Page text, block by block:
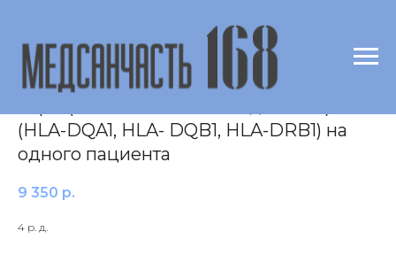
HLA генотипирование II класса для
(HLA-DQA1, HLA- DQB1, HLA-DRB1) на
одного пациента
9 350 р.
4 р. д.